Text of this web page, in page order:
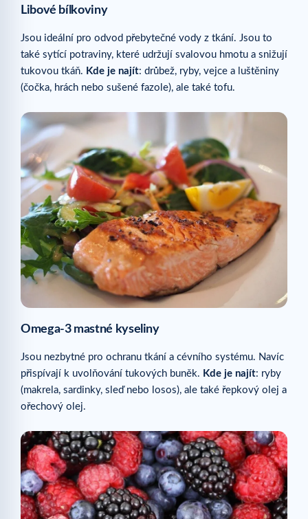
Libové bílkoviny
Jsou ideální pro odvod přebytečné vody z tkání. Jsou to
také sytící potraviny, které udržují svalovou hmotu a snižují
tukovou tkáň. Kde je najít: drůbež, ryby, vejce a luštěniny
(čočka, hrách nebo sušené fazole), ale také tofu.
Omega-3 mastné kyseliny
Jsou nezbytné pro ochranu tkání a cévního systému. Navíc
přispívají k uvolňování tukových buněk. Kde je najít: ryby
(makrela, sardinky, sleď nebo losos), ale také řepkový olej a
ořechový olej.